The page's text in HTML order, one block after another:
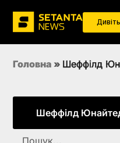
Головна » Шеффілд
Шеффілд